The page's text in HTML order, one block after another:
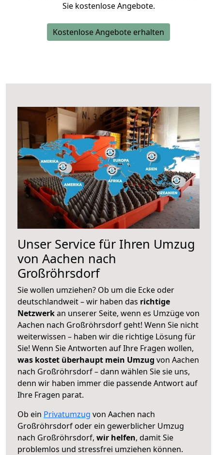
Sie kostenlose Angebote.
Kostenlose Angebote erhalten
Unser Service für Ihren Umzug
von Aachen nach
Großröhrsdorf
Sie wollen umziehen? Ob um die Ecke oder
deutschlandweit – wir haben das richtige
Netzwerkan unserer Seite, wenn es Umzüge von
Aachen nach Großröhrsdorf geht! Wenn Sie nicht
weiterwissen – haben wir die richtige Lösung für
Sie! Wenn Sie Antworten auf Ihre Fragen wollen,
was kostet überhaupt mein Umzug von Aachen
nach Großröhrsdorf – dann wählen Sie sie uns,
denn wir haben immer die passende Antwort auf
Ihre Fragen parat.
Ob ein Privatumzug von Aachen nach
Großröhrsdorf oder ein gewerblicher Umzug
nach Großröhrsdorf, wir helfen, damit Sie
problemlos und stressfrei umziehen können.